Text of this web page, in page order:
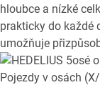
hloubce a nízké
prakticky do každé
umožňuje
Pojezdy v osách